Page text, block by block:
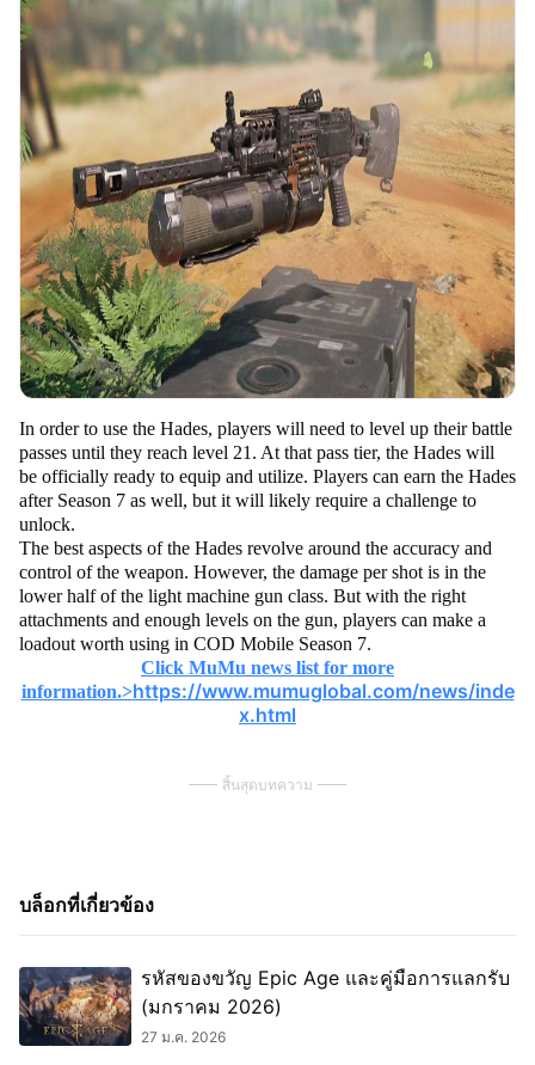
In order to use the Hades, players will need to level up their battle
passes until they reach level 21. At that pass tier, the Hades will
be officially ready to equip and utilize. Players can earn the Hades
after Season 7 as well, but it will likely require a challenge to
unlock.
The best aspects of the Hades revolve around the accuracy and
control of the weapon. However, the damage per shot is in the
lower half of the light machine gun class. But with the right
attachments and enough levels on the gun, players can make a
loadout worth using in COD Mobile Season 7.
Click MuMu news list for more
information.>https://www.mumuglobal.com/news/inde
x.html
สิ้นสุดบทความ
บล็อกที่เกี่ยวข้อง
รหัสของขวัญ Epic Age และคู่มือการแลกรับ
(มกราคม 2026)
27 ม.ค. 2026